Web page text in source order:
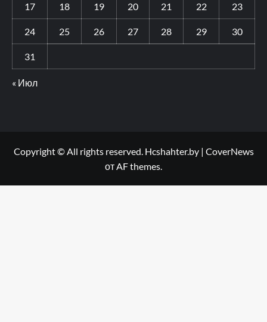
17 18 19 20 21 22 23
24 25 26 27 28 29 30
31
« Июл
Copyright © All rights reserved. Hcshahter.by | CoverNews
от AF themes.